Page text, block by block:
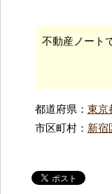
不動産ノート
都道府県： 東京
市区町村： 新宿